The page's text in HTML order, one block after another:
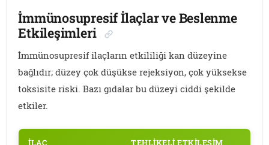
İmmünosupresif İlaçlar ve Beslenme
Etkileşimleri
İmmünosupresif ilaçların etkililiği kan düzeyine
bağlıdır; düzey çok düşükse rejeksiyon, çok yüksekse
toksisite riski. Bazı gıdalar bu düzeyi ciddi şekilde
etkiler.
İLAÇ TEHLIKELI ETKILEŞIM